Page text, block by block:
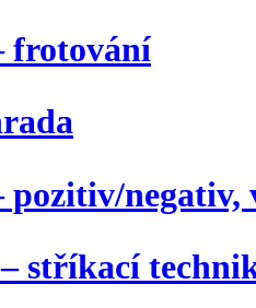
frotování
pozitiv/negativ,
stříkací